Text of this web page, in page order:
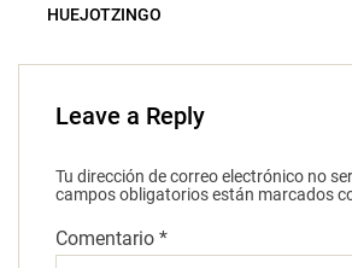
HUEJOTZINGO
Leave a Reply
Tu dirección de correo electrónico no
campos obligatorios están marcados
Comentario *